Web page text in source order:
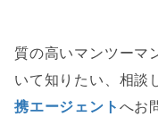
質の高いマンツーマ
いて知りたい、相談
携エージェント へお